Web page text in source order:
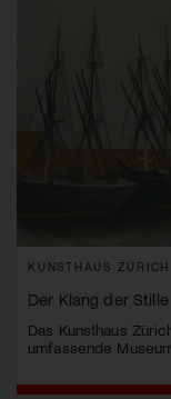
KUNSTHAUS ZÜRICH
Der Klang der Stille
Das Kunsthaus
umfassende